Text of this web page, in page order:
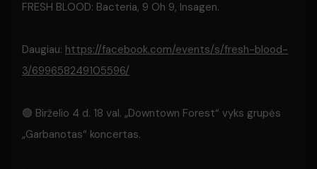
FRESH BLOOD: Bacteria, 9 Oh 9, Insagen.
Daugiau: https://facebook.com/events/s/fresh-blood-
3/699658249105596/
🟢 Birželio 4 d. 18 val. „Downtown Forest“ vyks grupės
„Garbanotas“ koncertas.